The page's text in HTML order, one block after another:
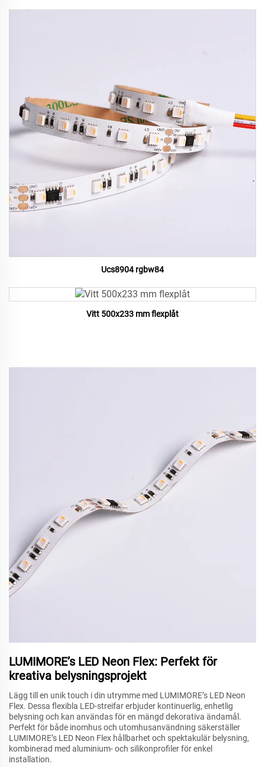
Ucs8904 rgbw84
Vitt 500x233 mm flexplåt
LUMIMORE’s LED Neon Flex: Perfekt för
kreativa belysningsprojekt
Lägg till en unik touch i din utrymme med LUMIMORE’s LED Neon
Flex. Dessa flexibla LED-streifar erbjuder kontinuerlig, enhetlig
belysning och kan användas för en mängd dekorativa ändamål.
Perfekt för både inomhus och utomhusanvändning säkerställer
LUMIMORE’s LED Neon Flex hållbarhet och spektakulär belysning,
kombinerad med aluminium- och silikonprofiler för enkel
installation.